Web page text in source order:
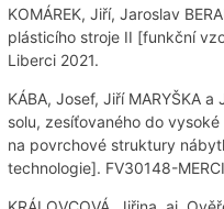
KOMÁREK, Jiří, Jaroslav
plásticího stroje II [funkční
Liberci 2021.
KÁBA, Josef, Jiří MARYŠKA
solu, zesíťovaného do
na povrchové struktury
technologie]. FV30148-